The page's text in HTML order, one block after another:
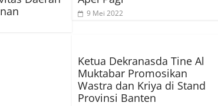
9 Mei 2022
Ketua Dekranasda Tine Al
Muktabar Promosikan
Wastra dan Kriya di Stand
Provinsi Banten